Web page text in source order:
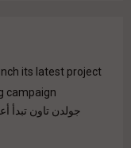
its latest project
campaign